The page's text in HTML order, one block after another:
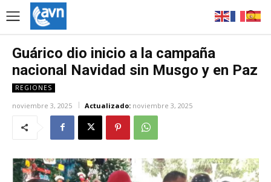
Guárico dio inicio a la campaña
nacional Navidad sin Musgo y en Paz
REGIONES
noviembre 3, 2025 Actualizado: noviembre 3, 2025